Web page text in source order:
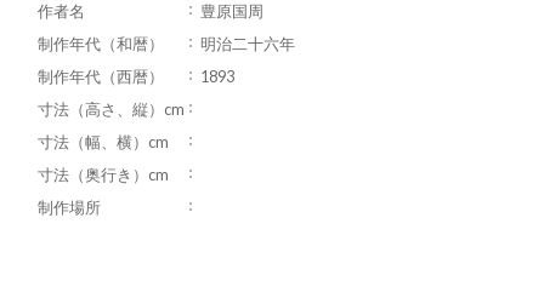
作者名
豊原国周
制作年代（和暦）
明治二十六年
制作年代（西暦）
1893
寸法（高さ、縦）cm
寸法（幅、横）cm
寸法（奥行き）cm
制作場所